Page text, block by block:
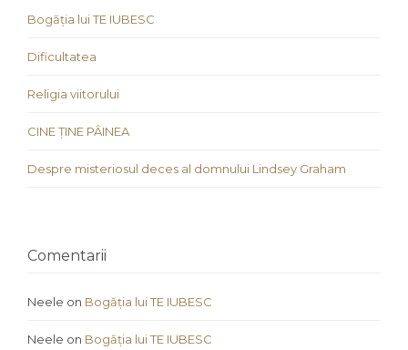
Bogăția lui TE IUBESC
Dificultatea
Religia viitorului
CINE ȚINE PÂINEA
Despre misteriosul deces al domnului Lindsey Graham
Comentarii
Neele on Bogăția lui TE IUBESC
Neele on Bogăția lui TE IUBESC